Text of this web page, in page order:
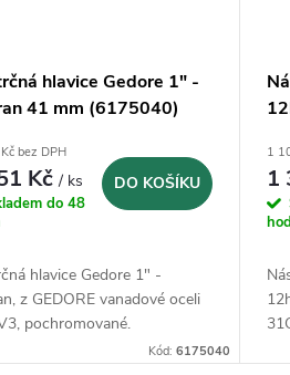
hlavice Gedore 1" -
41 mm (6175040)
bez DPH
Kč/ ks
do 48
DO KOŠÍKU
hlavice Gedore 1" -
z GEDORE vanadové oceli
pochromované.
Kód:6175040
1
1